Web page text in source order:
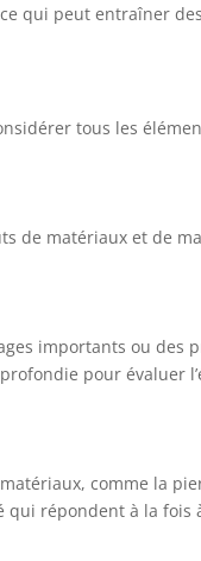
qui peut entraîner
tous les
de matériaux et de
importants ou des
pour évaluer
comme la
qui répondent à la fois